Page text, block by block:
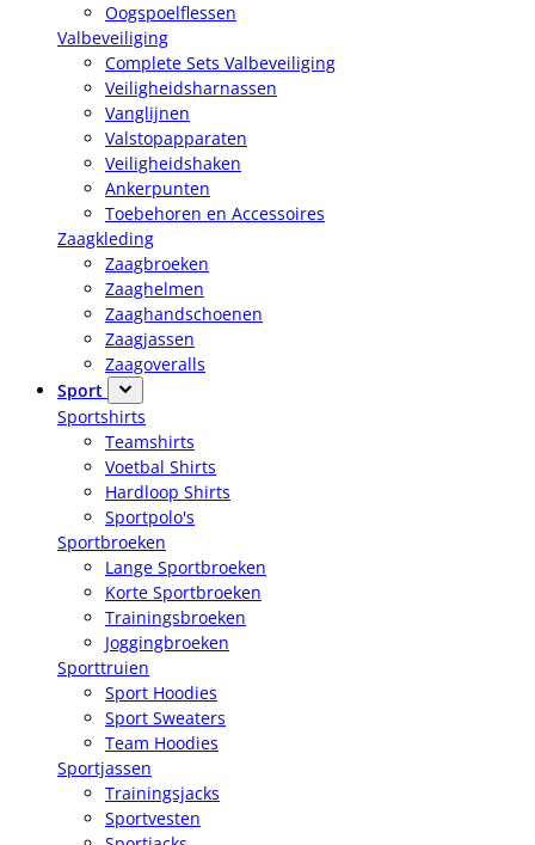
Oogspoelflessen
Valbeveiliging
Complete Sets Valbeveiliging
Veiligheidsharnassen
Vanglijnen
Valstopapparaten
Veiligheidshaken
Ankerpunten
Toebehoren en Accessoires
Zaagkleding
Zaagbroeken
Zaaghelmen
Zaaghandschoenen
Zaagjassen
Zaagoveralls
Sport
Sportshirts
Teamshirts
Voetbal Shirts
Hardloop Shirts
Sportpolo's
Sportbroeken
Lange Sportbroeken
Korte Sportbroeken
Trainingsbroeken
Joggingbroeken
Sporttruien
Sport Hoodies
Sport Sweaters
Team Hoodies
Sportjassen
Trainingsjacks
Sportvesten